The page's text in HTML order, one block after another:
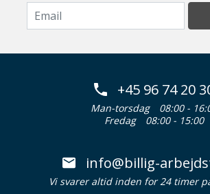
+45 96 74 20
Man-torsdag
08:00 -
Fredag
08:00 - 15:00
info@billig-
Vi svarer altid inden for 24 timer